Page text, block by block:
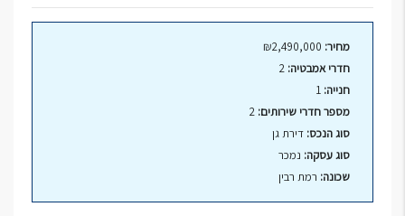
מחיר:
חדרי אמבטיה:
חנייה:
מספר חדרי שירותים:
סוג הנכס: דירת גן
סוג עסקה: נמכר
שכונה: רמת רבין